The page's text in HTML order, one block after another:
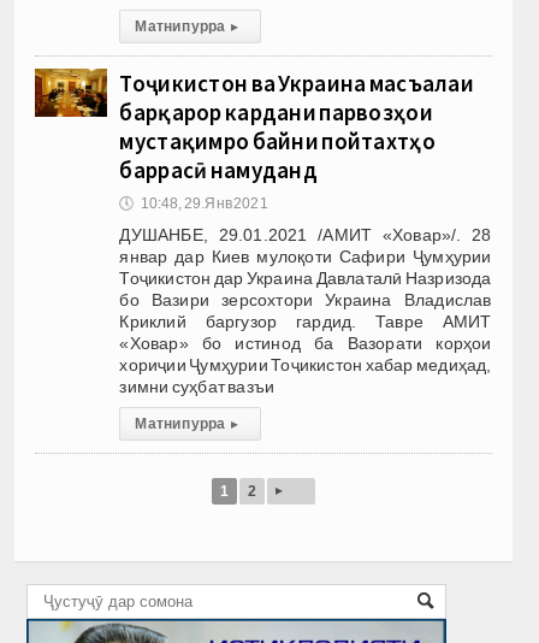
Матни пурра ▸
Тоҷикистон ва Украина масъалаи
барқарор кардани парвозҳои
мустақимро байни пойтахтҳо
баррасӣ намуданд
🕔 10:48, 29.Янв 2021
ДУШАНБЕ, 29.01.2021 /АМИТ «Ховар»/. 28
январ дар Киев мулоқоти Сафири Ҷумҳурии
Тоҷикистон дар Украина Давлаталӣ Назризода
бо Вазири зерсохтори Украина Владислав
Криклий баргузор гардид. Тавре АМИТ
«Ховар» бо истинод ба Вазорати корҳои
хориҷии Ҷумҳурии Тоҷикистон хабар медиҳад,
зимни суҳбат вазъи
Матни пурра ▸
1 2 ▸